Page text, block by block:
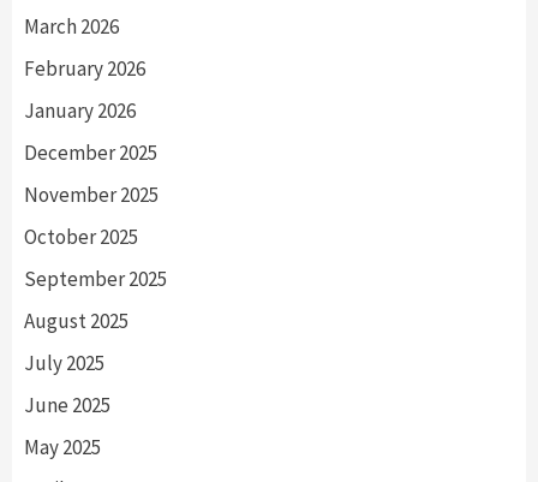
March 2026
February 2026
January 2026
December 2025
November 2025
October 2025
September 2025
August 2025
July 2025
June 2025
May 2025